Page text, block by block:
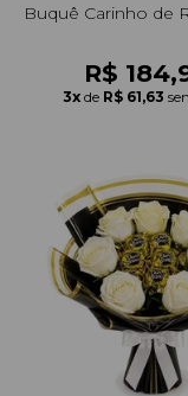
Buquê Carinho de
R$
3x de R$ 61,63